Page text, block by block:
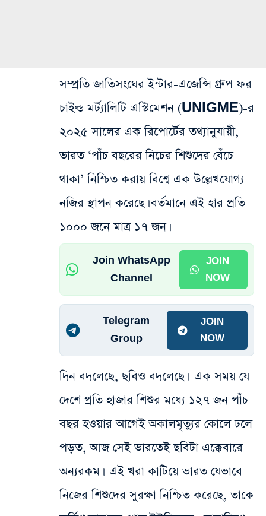
সম্প্রতি জাতিসংঘের ইন্টার-এজেন্সি গ্রুপ ফর
চাইল্ড মর্ট্যালিটি এস্টিমেশন (UNIGME)-র
২০২৫ সালের এক রিপোর্টের তথ্যানুযায়ী,
ভারত ‘পাঁচ বছরের নিচের শিশুদের বেঁচে
থাকা’ নিশ্চিত করায় বিশ্বে এক উল্লেখযোগ্য
নজির স্থাপন করেছে। বর্তমানে এই হার প্রতি
১০০০ জনে মাত্র ১৭ জন।
Join WhatsApp
Channel
JOIN
NOW
Telegram
Group
JOIN
NOW
দিন বদলেছে, ছবিও বদলেছে। এক সময় যে
দেশে প্রতি হাজার শিশুর মধ্যে ১২৭ জন পাঁচ
বছর হওয়ার আগেই অকালমৃত্যুর কোলে ঢলে
পড়ত, আজ সেই ভারতেই ছবিটা এক্কেবারে
অন্যরকম। এই খরা কাটিয়ে ভারত যেভাবে
নিজের শিশুদের সুরক্ষা নিশ্চিত করেছে, তাকে